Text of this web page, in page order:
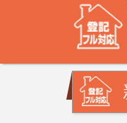
不動産登
みを司法